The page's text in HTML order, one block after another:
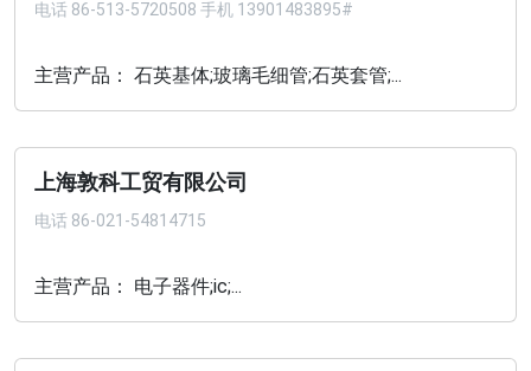
电话 86-513-5720508 手机 13901483895#
主营产品： 石英基体;玻璃毛细管;石英套管;...
上海敦科工贸有限公司
电话 86-021-54814715
主营产品： 电子器件;ic;...